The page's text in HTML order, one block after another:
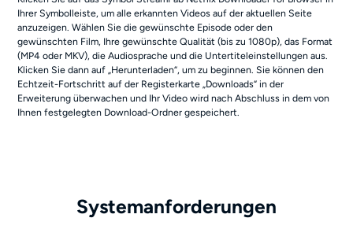
Ihrer Symbolleiste, um alle erkannten Videos auf der aktuellen Seite
anzuzeigen. Wählen Sie die gewünschte Episode oder den
gewünschten Film, Ihre gewünschte Qualität (bis zu 1080p), das Format
(MP4 oder MKV), die Audiosprache und die Untertiteleinstellungen aus.
Klicken Sie dann auf „Herunterladen“, um zu beginnen. Sie können den
Echtzeit-Fortschritt auf der Registerkarte „Downloads“ in der
Erweiterung überwachen und Ihr Video wird nach Abschluss in dem von
Ihnen festgelegten Download-Ordner gespeichert.
Systemanforderungen